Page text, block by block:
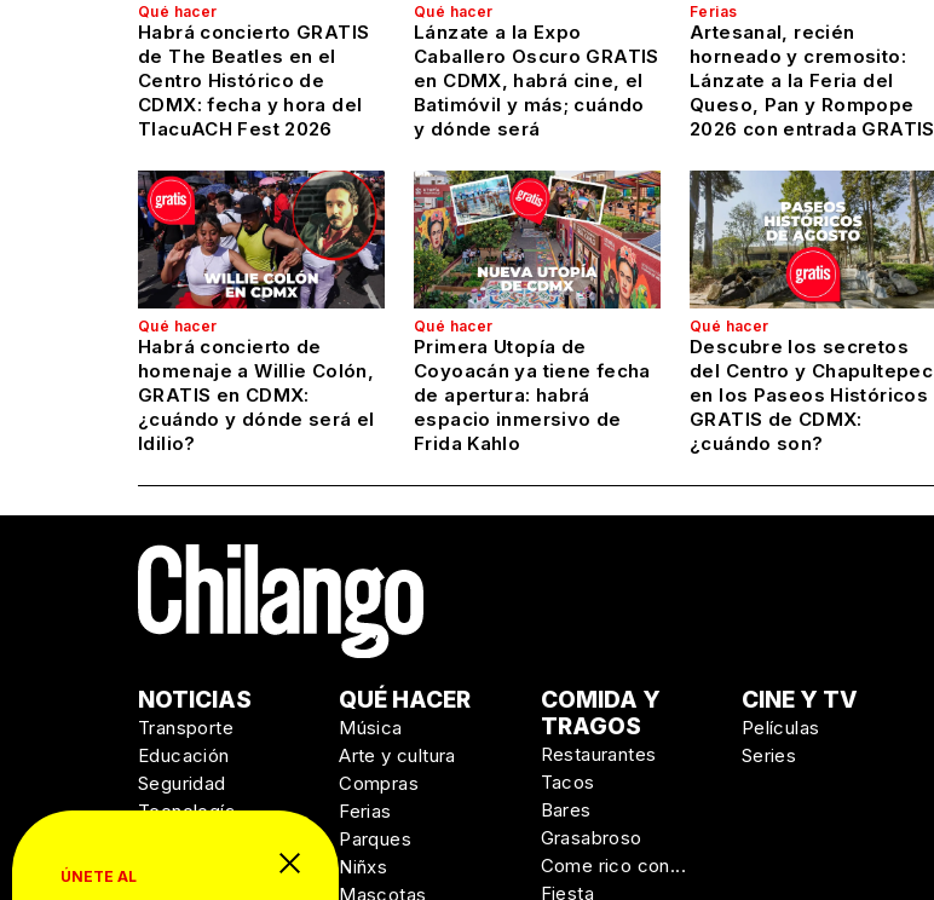
ÚNETE AL
Qué hacer
Habrá concierto GRATIS
de The Beatles en el
Centro Histórico de
CDMX: fecha y hora del
TlacuACH Fest 2026
Qué hacer
Lánzate a la Expo
Caballero Oscuro GRATIS
en CDMX, habrá cine, el
Batimóvil y más; cuándo
y dónde será
Ferias
Artesanal, recién
horneado y cremosito:
Lánzate a la Feria del
Queso, Pan y Rompope
2026 con entrada GRATIS
Qué hacer
Habrá concierto de
homenaje a Willie Colón,
GRATIS en CDMX:
¿cuándo y dónde será el
Idilio?
Qué hacer
Primera Utopía de
Coyoacán ya tiene fecha
de apertura: habrá
espacio inmersivo de
Frida Kahlo
Qué hacer
Descubre los secretos
del Centro y Chapultepec
en los Paseos Históricos
GRATIS de CDMX:
¿cuándo son?
NOTICIAS
Transporte
Educación
Seguridad
Tecnología
QUÉ HACER
Música
Arte y cultura
Compras
Ferias
Parques
Niñxs
Mascotas
COMIDA Y
TRAGOS
Restaurantes
Tacos
Bares
Grasabroso
Come rico con...
Fiesta
CINE Y TV
Películas
Series